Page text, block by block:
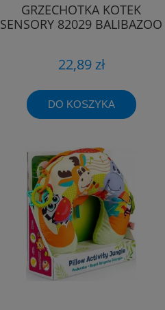
GRZECHOTKA KOTEK
SENSORY 82029 BALIBAZOO
22,89 zł
DO KOSZYKA